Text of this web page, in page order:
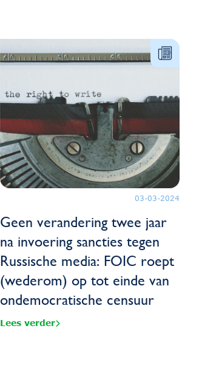
03-03-2024
Geen verandering twee jaar
na invoering sancties tegen
Russische media: FOIC roept
(wederom) op tot einde van
ondemocratische censuur
Lees verder